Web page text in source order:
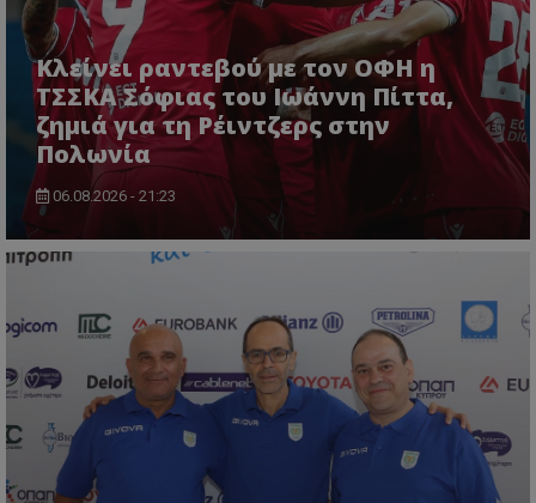
Κλείνει ραντεβού με τον ΟΦΗ η
ΤΣΣΚΑ Σόφιας του Ιωάννη Πίττα,
ζημιά για τη Ρέιντζερς στην
Πολωνία
06.08.2026 - 21:23